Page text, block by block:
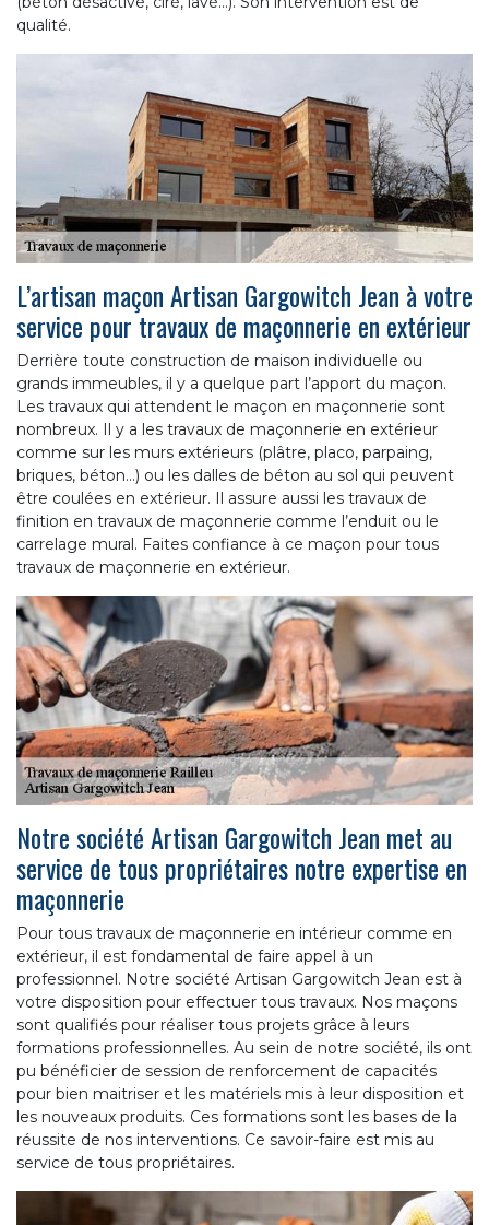
qualité.
L’artisan maçon Artisan Gargowitch Jean à votre
service pour travaux de maçonnerie en extérieur
Derrière toute construction de maison individuelle ou
grands immeubles, il y a quelque part l’apport du maçon.
Les travaux qui attendent le maçon en maçonnerie sont
nombreux. Il y a les travaux de maçonnerie en extérieur
comme sur les murs extérieurs (plâtre, placo, parpaing,
briques, béton…) ou les dalles de béton au sol qui peuvent
être coulées en extérieur. Il assure aussi les travaux de
finition en travaux de maçonnerie comme l’enduit ou le
carrelage mural. Faites confiance à ce maçon pour tous
travaux de maçonnerie en extérieur.
Notre société Artisan Gargowitch Jean met au
service de tous propriétaires notre expertise en
maçonnerie
Pour tous travaux de maçonnerie en intérieur comme en
extérieur, il est fondamental de faire appel à un
professionnel. Notre société Artisan Gargowitch Jean est à
votre disposition pour effectuer tous travaux. Nos maçons
sont qualifiés pour réaliser tous projets grâce à leurs
formations professionnelles. Au sein de notre société, ils ont
pu bénéficier de session de renforcement de capacités
pour bien maitriser et les matériels mis à leur disposition et
les nouveaux produits. Ces formations sont les bases de la
réussite de nos interventions. Ce savoir-faire est mis au
service de tous propriétaires.